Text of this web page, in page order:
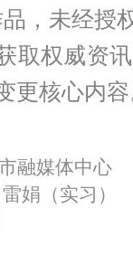
，未经授
取权威资
更核心内
融媒体中心
娟（实习）